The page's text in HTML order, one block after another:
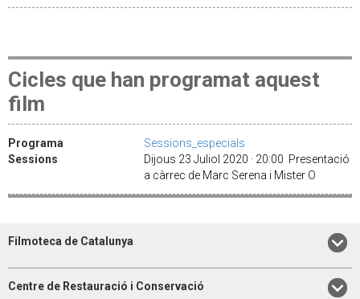
Cicles que han programat aquest
film
Programa
Sessions_especials
Sessions
Dijous 23 Juliol 2020 · 20:00 Presentació
a càrrec de Marc Serena i Mister O
Filmoteca de Catalunya
Centre de Restauració i Conservació